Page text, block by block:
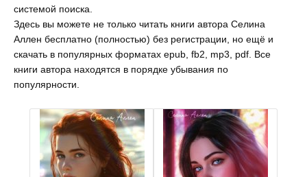
системой поиска.
Здесь вы можете не только читать книги автора Селина
Аллен бесплатно (полностью) без регистрации, но ещё и
скачать в популярных форматах epub, fb2, mp3, pdf. Все
книги автора находятся в порядке убывания по
популярности.